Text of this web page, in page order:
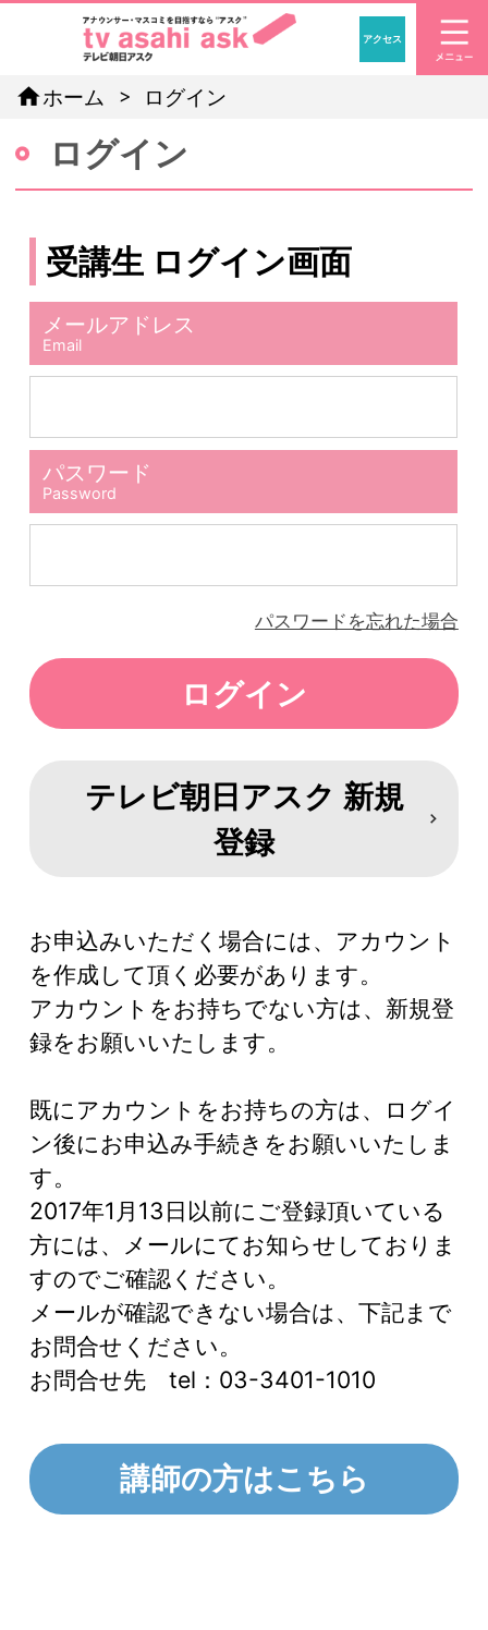
「アナウ
アクセス
homeホーム ログイン
ログイン
受講生 ログイン画面
メールアドレス
Email
パスワード
Password
パスワードを忘れた場合
テレビ朝日アスク 新規
登録
お申込みいただく場合には、アカウント
を作成して頂く必要があります。
アカウントをお持ちでない方は、新規登
録をお願いいたします。
既にアカウントをお持ちの方は、ログイ
ン後にお申込み手続きをお願いいたしま
す。
2017年1月13日以前にご登録頂いている
方には、メールにてお知らせしておりま
すのでご確認ください。
メールが確認できない場合は、下記まで
お問合せください。
お問合せ先 tel：03-3401-1010
講師の方はこちら